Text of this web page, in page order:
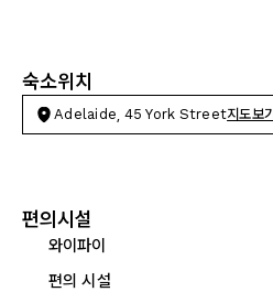
숙소위치
Adelaide, 45 York Street지도보기
편의시설
와이파이
편의 시설